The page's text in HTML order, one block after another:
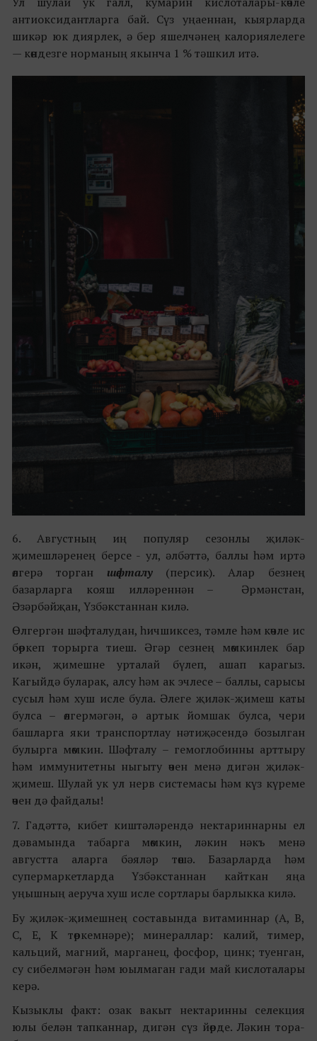
антиоксидантларга бай. Сүз уңаеннан, кыярларда
шикәр юк диярлек, ә бер яшелчәнең калориялелеге
— көндезге норманың якынча 1 % тәшкил итә.
6. Августның иң популяр сезонлы җиләк-
җимешләренең берсе - ул, әлбәттә, баллы һәм иртә
өлгерә торган шәфталу(персик). Алар безнең
базарларга кояш илләреннән – Әрмәнстан,
Әзәрбәйҗан, Үзбәкстаннан килә.
Өлгергән шәфталудан, һичшиксез, тәмле һәм көчле ис
бөркеп торырга тиеш. Әгәр сезнең мөмкинлек бар
икән, җимешне урталай бүлеп, ашап карагыз.
Кагыйдә буларак, алсу һәм ак эчлесе – баллы, сарысы
сусыл һәм хуш исле була. Әлеге җиләк-җимеш каты
булса – өлгермәгән, ә артык йомшак булса, чери
башларга яки транспортлау нәтиҗәсендә бозылган
булырга мөмкин. Шәфталу – гемоглобинны арттыру
һәм иммунитетны ныгыту өчен менә дигән җиләк-
җимеш. Шулай ук ул нерв системасы һәм күз күреме
өчен дә файдалы!
7. Гадәттә, кибет киштәләрендә нектариннарны ел
дәвамында табарга мөмкин, ләкин нәкъ менә
августта аларга бәяләр төшә. Базарларда һәм
супермаркетларда Үзбәкстаннан кайткан яңа
уңышның аеруча хуш исле сортлары барлыкка килә.
Бу җиләк-җимешнең составында витаминнар (A, B,
C, E, K төркемнәре); минераллар: калий, тимер,
кальций, магний, марганец, фосфор, цинк; туенган,
су сибелмәгән һәм юылмаган гади май кислоталары
керә.
Кызыклы факт: озак вакыт нектаринны селекция
юлы белән тапканнар, дигән сүз йөрде. Ләкин тора-